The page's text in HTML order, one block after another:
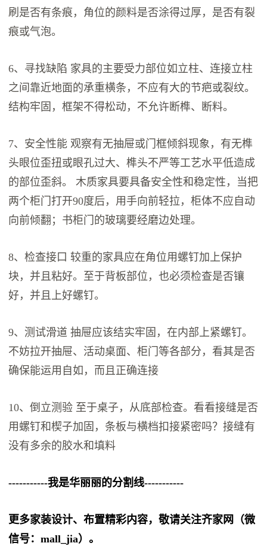
刷是否有条痕，角位的颜料是否涂得过厚，是否有裂
痕或气泡。
6、寻找缺陷 家具的主要受力部位如立柱、连接立柱
之间靠近地面的承重横条，不应有大的节疤或裂纹。
结构牢固，框架不得松动，不允许断榫、断料。
7、安全性能 观察有无抽屉或门框倾斜现象，有无榫
头眼位歪扭或眼孔过大、榫头不严等工艺水平低造成
的部位歪斜。 木质家具要具备安全性和稳定性，当把
两个柜门打开90度后，用手向前轻拉，柜体不应自动
向前倾翻；书柜门的玻璃要经磨边处理。
8、检查接口 较重的家具应在角位用螺钉加上保护
块，并且粘好。至于背板部位，也必须检查是否镶
好，并且上好螺钉。
9、测试滑道 抽屉应该结实牢固，在内部上紧螺钉。
不妨拉开抽屉、活动桌面、柜门等各部分，看其是否
确保能运用自如，而且正确连接
10、倒立测验 至于桌子，从底部检查。看看接缝是否
用螺钉和楔子加固，条板与横档扣接紧密吗？接缝有
没有多余的胶水和填料
-----------我是华丽丽的分割线-----------
更多家装设计、布置精彩内容，敬请关注齐家网（微
信号：mall_jia）。